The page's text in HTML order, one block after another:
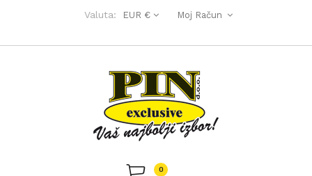
Valuta: EUR € Moj Račun
0